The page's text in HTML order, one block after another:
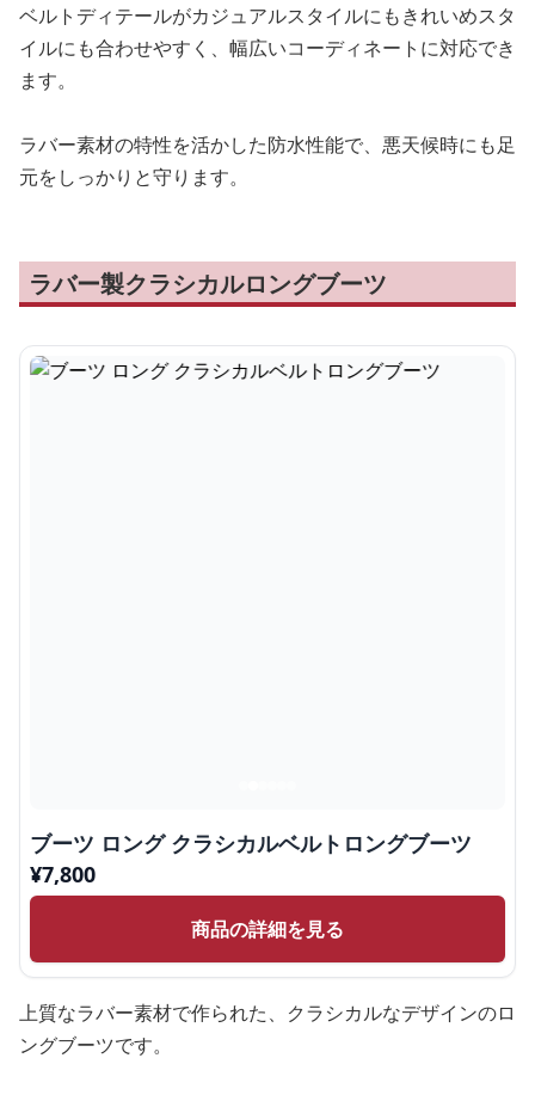
ベルトディテールがカジュアルスタイルにもきれいめスタ
イルにも合わせやすく、幅広いコーディネートに対応でき
ます。
ラバー素材の特性を活かした防水性能で、悪天候時にも足
元をしっかりと守ります。
ラバー製クラシカルロングブーツ
ブーツ ロング クラシカルベルトロングブーツ
¥7,800
商品の詳細を見る
上質なラバー素材で作られた、クラシカルなデザインのロ
ングブーツです。